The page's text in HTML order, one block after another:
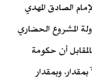
الصادق المهدي
المشروع الحضاري
أن حكومة
وبمقدار